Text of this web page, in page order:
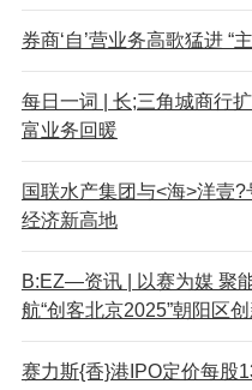
券商‘自’营业务高歌猛进 “
每日一词 | 长;三角城商行
富业务回暖
国联水产集团与<海>洋壹
经济新高地
B:EZ—资讯 | 以赛为媒 聚
航“创客北京2025”朝阳区
赛力斯{香}港IPO定价每股